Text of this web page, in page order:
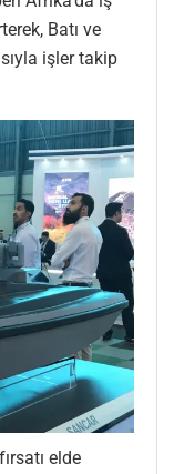
Batı ve
işler takip
elde